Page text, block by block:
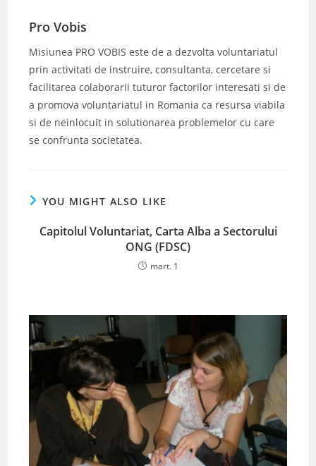
Pro Vobis
Misiunea PRO VOBIS este de a dezvolta voluntariatul
prin activitati de instruire, consultanta, cercetare si
facilitarea colaborarii tuturor factorilor interesati si de
a promova voluntariatul in Romania ca resursa viabila
si de neinlocuit in solutionarea problemelor cu care
se confrunta societatea.
YOU MIGHT ALSO LIKE
Capitolul Voluntariat, Carta Alba a Sectorului
ONG (FDSC)
mart. 1